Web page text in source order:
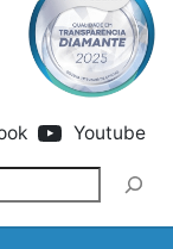
Youtube